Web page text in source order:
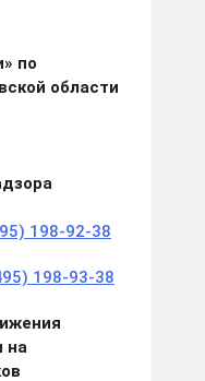
по
области
198-92-38
198-93-38
на